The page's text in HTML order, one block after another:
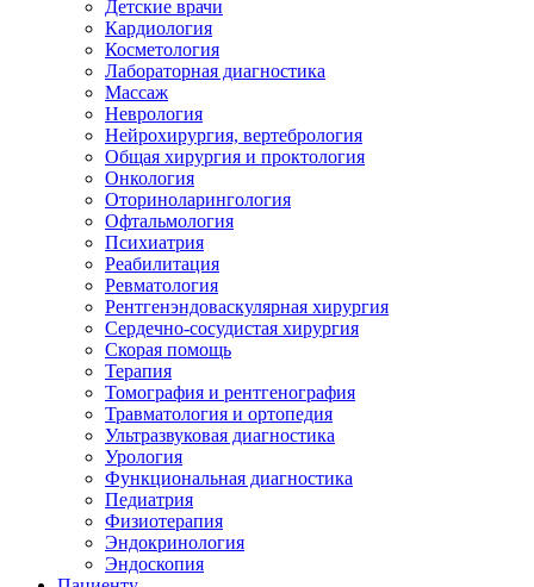
Детские врачи
Кардиология
Косметология
Лабораторная диагностика
Массаж
Неврология
Нейрохирургия, вертебрология
Общая хирургия и проктология
Онкология
Оториноларингология
Офтальмология
Психиатрия
Реабилитация
Ревматология
Рентгенэндоваскулярная хирургия
Сердечно-сосудистая хирургия
Скорая помощь
Терапия
Томография и рентгенография
Травматология и ортопедия
Ультразвуковая диагностика
Урология
Функциональная диагностика
Педиатрия
Физиотерапия
Эндокринология
Эндоскопия